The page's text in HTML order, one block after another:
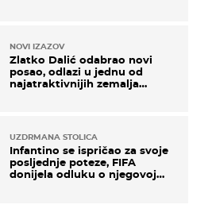
NOVI IZAZOV
Zlatko Dalić odabrao novi
posao, odlazi u jednu od
najatraktivnijih zemalja
UZDRMANA STOLICA
Infantino se ispričao za svoje
posljednje poteze, FIFA
donijela odluku o njegovoj